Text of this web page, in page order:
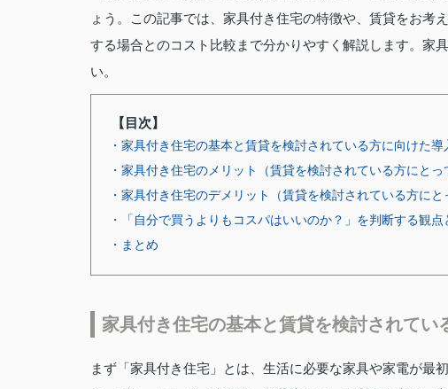
ょう。この記事では、家具付き住宅の特徴や、賃貸をお
する場合とのコスト比較まで分かりやすく解説します。家
い。
【目次】
・家具付き住宅の基本と賃貸を検討されている方に向けた導
・家具付き住宅のメリット（賃貸を検討されている方にとっ
・家具付き住宅のデメリット（賃貸を検討されている方にと
・「自分で買うよりもコスパはいいのか？」を判断する観点
・まとめ
家具付き住宅の基本と賃貸を検討されてい
まず「家具付き住宅」とは、生活に必要な家具や家電が最